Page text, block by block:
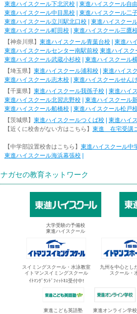
東進ハイスクール下北沢校
東進ハイスクール自
東進ハイスクール中目黒校
東進ハイスクール二
東進ハイスクール立川駅北口校
東進ハイスクー
東進ハイスクール町田校
東進ハイスクール三鷹
【神奈川県】 東進ハイスクール青葉台校 東進ハ
東進ハイスクールセンター南駅前校 東進ハイスク
東進ハイスクール武蔵小杉校
東進ハイスクール
【埼玉県】 東進ハイスクール浦和校 東進ハイス
東進ハイスクール志木校
東進ハイスクールせん
【千葉県】 東進ハイスクール我孫子校 東進ハイ
東進ハイスクール北習志野校
東進ハイスクール
東進ハイスクール船橋校
東進ハイスクール松戸
【茨城県】 東進ハイスクールつくば校 東進ハイ
【近くに校舎がない方はこちら】 東進 在宅受講
【中学部設置校舎はこちら】 東進ハイスクール中
東進ハイスクール海浜幕張校
ナガセの教育ネットワーク
大学受験の予備校
東進ハイスクール
スイミングスクール・水泳教室
イトマンスイミングスクール
ｲﾄﾏﾝｸﾞﾗﾝﾄﾞﾌｨｯﾄﾈｽ受付中!
九州を中心とし
スクール・
東進こども英語塾 東進オンライン学校